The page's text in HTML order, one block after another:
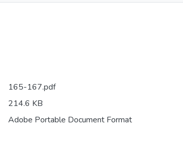
165-167.pdf
214.6 KB
Adobe Portable Document Format